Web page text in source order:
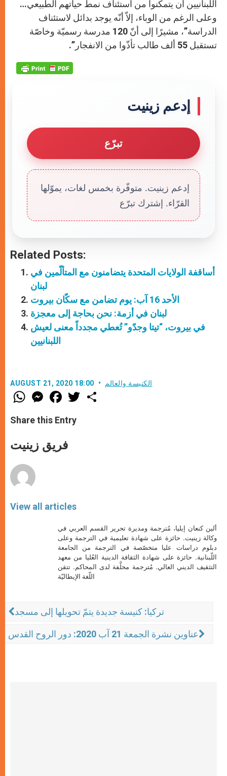
اللبنانيين أن يتمكّنوا من استئناف نمط حياتهم الطبيعي…
وعلى الرغم من الوباء، إلاّ أنّه يوجد بدائل لاستئناف
الدراسة”، مشيرًا إلى أنّ 120 مدرسة رسميّة وخاصّة
تستقبل 55 ألف طالب تأذّوا من الانفجار”.
إدعم زينيت
تبرّع
إدعم زينيت. متوفّرة بخمس لغات، يموّلها
القرّاء. إشترك تبرّع
Related Posts:
أساقفة الولايات المتحدة يتضامنون مع المتألّمين في
لبنان
الأحد 16 آب: يوم تضامن مع سكّان بيروت
لبنان في أزمة: نحن بحاجة إلى معجزة
في بيروت، “تيتا وجدّو” تُعطي مجدداً معنى لعيش
اللبنانيين
AUGUST 21, 2020 18:00 الكنيسة والعالم
W
h
t
s
p
p
M
e
s
e
g
e
F
a
e
b
o
k
w
Share this Entry
فريق زينيت
View all articles
ألين كنعان إيليا، مُترجمة ومديرة تحرير القسم العربي في
وكالة زينيت. حائزة على شهادة تعليمية في الترجمة وعلى
دبلوم دراسات عليا متخصّصة في الترجمة من الجامعة
اللّبنانية. حائزة على شهادة الثقافة الدينية العُليا من معهد
التثقيف الديني العالي. مُترجمة محلَّفة لدى المحاكم. تتقن
اللّغة الإيطاليّة
تركيا: كنيسة جديدة يتمّ تحويلها إلى مسجد
عناوين نشرة الجمعة 21 آب 2020: دور الروح القدس